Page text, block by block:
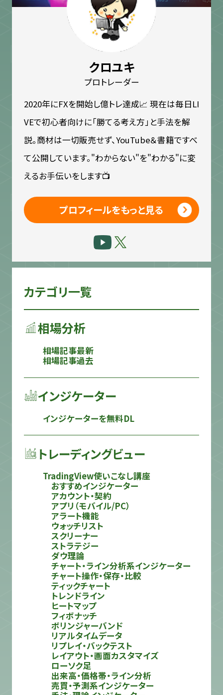
クロユキ
プロトレーダー
2020年にFXを開始し億トレ達成📈 現在は毎日LI
VEで初心者向けに「勝てる考え方」と手法を解
説。商材は一切販売せず、YouTube＆書籍ですべ
て公開しています。"わからない"を"わかる"に変
えるお手伝いをします📺
プロフィールをもっと見る
カテゴリ一覧
相場分析
相場記事最新
相場記事過去
インジケーター
インジケーターを無料DL
トレーディングビュー
TradingView使いこなし講座
おすすめインジケーター
アカウント・契約
アプリ（モバイル/PC）
アラート機能
ウォッチリスト
スクリーナー
ストラテジー
ダウ理論
チャート・ライン分析系インジケーター
チャート操作・保存・比較
ティックチャート
トレンドライン
ヒートマップ
フィボナッチ
ボリンジャーバンド
リアルタイムデータ
リプレイ・バックテスト
レイアウト・画面カスタマイズ
ローソク足
出来高・価格帯・ライン分析
売買・予測系インジケーター